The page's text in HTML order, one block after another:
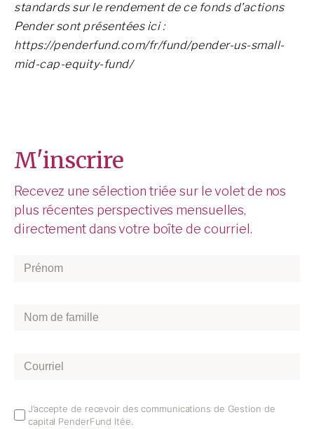
standards sur le rendement de ce fonds d’actions
Pender sont présentées ici :
https://penderfund.com/fr/fund/pender-us-small-
mid-cap-equity-fund/
M'inscrire
Recevez une sélection triée sur le volet de nos
plus récentes perspectives mensuelles,
directement dans votre boîte de courriel.
Prénom*
Nom
Courriel*
EmailJ’accepte de recevoir des communications de Gestion de
capital PenderFund ltée.